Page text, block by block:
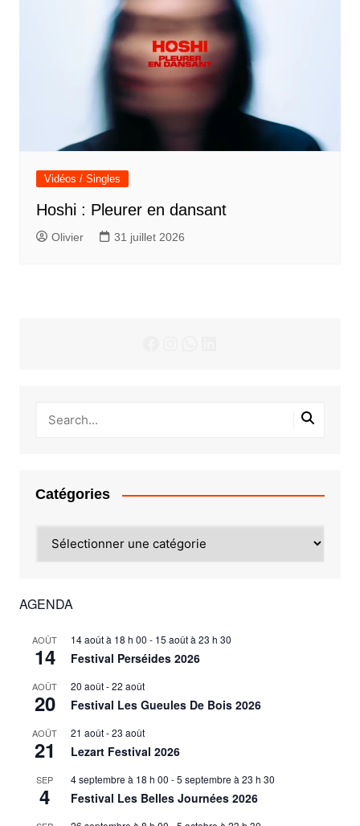
Vidéos / Singles
Hoshi : Pleurer en dansant
Olivier 31 juillet 2026
Catégories
AGENDA
AOÛT
14
14 août à 18 h 00 - 15 août à 23 h 30
Festival Perséides 2026
AOÛT
20
20 août-22 août
Festival Les Gueules De Bois 2026
AOÛT
21
21 août-23 août
Lezart Festival 2026
SEP
4
4 septembre à 18 h 00 -5 septembre à 23 h 30
Festival Les Belles Journées 2026